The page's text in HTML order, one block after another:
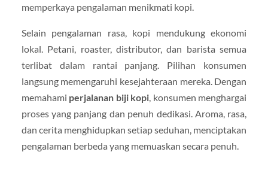
memperkaya pengalaman menikmati kopi.
Selain pengalaman rasa, kopi mendukung ekonomi
lokal. Petani, roaster, distributor, dan barista semua
terlibat dalam rantai panjang. Pilihan konsumen
langsung memengaruhi kesejahteraan mereka. Dengan
memahami perjalanan biji kopi, konsumen menghargai
proses yang panjang dan penuh dedikasi. Aroma, rasa,
dan cerita menghidupkan setiap seduhan, menciptakan
pengalaman berbeda yang memuaskan secara penuh.